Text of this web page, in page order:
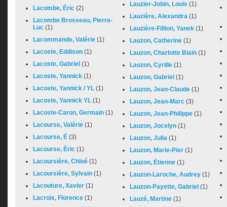
Lacombe, Éric (2)
Lacombe Brosseau, Pierre-
Luc (1)
Lacommande, Valérie (1)
Lacoste, Eddison (1)
Lacoste, Gabriel (1)
Lacoste, Yannick (1)
Lacoste, Yannick / YL (1)
Lacoste, Yannick YL (1)
Lacoste-Caron, Germain (1)
Lacourse, Valérie (1)
Lacourse, É (3)
Lacourse, Éric (1)
Lacoursière, Chloé (1)
Lacoursière, Sylvain (1)
Lacouture, Xavier (1)
Lacroix, Florence (1)
Lauzier-Jobin, Louis (1)
Lauzière, Alexandra (1)
Lauzière-Fillion, Yanek (1)
Lauzon, Catherine (1)
Lauzon, Charlotte Blain (1)
Lauzon, Cyrille (1)
Lauzon, Gabriel (1)
Lauzon, Jean-Claude (1)
Lauzon, Jean-Marc (3)
Lauzon, Jean-Philippe (1)
Lauzon, Jocelyn (1)
Lauzon, Julia (1)
Lauzon, Marie-Pier (1)
Lauzon, Étienne (1)
Lauzon-Laroche, Audrey (1)
Lauzon-Payette, Gabriel (1)
Lauzé, Martine (1)